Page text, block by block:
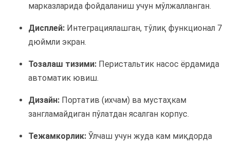
марказларида фойдаланиш учун мўлжалланган.
Дисплей: Интеграциялашган, тўлиқ функционал 7
дюймли экран.
Тозалаш тизими: Перистальтик насос ёрдамида
автоматик ювиш.
Дизайн: Портатив (ихчам) ва мустаҳкам
зангламайдиган пўлатдан ясалган корпус.
Тежамкорлик: Ўлчаш учун жуда кам миқдорда